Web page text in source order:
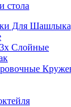
стола
Для
Слойные